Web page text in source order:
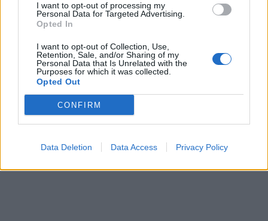
I want to opt-out of processing my
Personal Data for Targeted Advertising.
Opted In
I want to opt-out of Collection, Use,
Retention, Sale, and/or Sharing of my
Personal Data that Is Unrelated with the
Purposes for which it was collected.
Opted Out
CONFIRM
Data Deletion Data Access Privacy Policy